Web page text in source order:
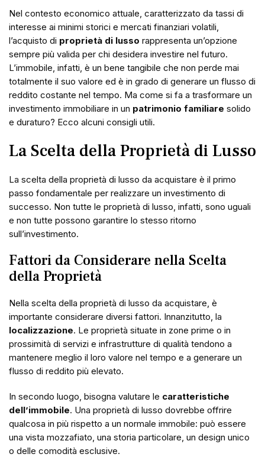
Nel contesto economico attuale, caratterizzato da tassi di
interesse ai minimi storici e mercati finanziari volatili,
l’acquisto di proprietà di lusso rappresenta un’opzione
sempre più valida per chi desidera investire nel futuro.
L’immobile, infatti, è un bene tangibile che non perde mai
totalmente il suo valore ed è in grado di generare un flusso di
reddito costante nel tempo. Ma come si fa a trasformare un
investimento immobiliare in un patrimonio familiare solido
e duraturo? Ecco alcuni consigli utili.
La Scelta della Proprietà di Lusso
La scelta della proprietà di lusso da acquistare è il primo
passo fondamentale per realizzare un investimento di
successo. Non tutte le proprietà di lusso, infatti, sono uguali
e non tutte possono garantire lo stesso ritorno
sull’investimento.
Fattori da Considerare nella Scelta
della Proprietà
Nella scelta della proprietà di lusso da acquistare, è
importante considerare diversi fattori. Innanzitutto, la
localizzazione. Le proprietà situate in zone prime o in
prossimità di servizi e infrastrutture di qualità tendono a
mantenere meglio il loro valore nel tempo e a generare un
flusso di reddito più elevato.
In secondo luogo, bisogna valutare le caratteristiche
dell’immobile. Una proprietà di lusso dovrebbe offrire
qualcosa in più rispetto a un normale immobile: può essere
una vista mozzafiato, una storia particolare, un design unico
o delle comodità esclusive.